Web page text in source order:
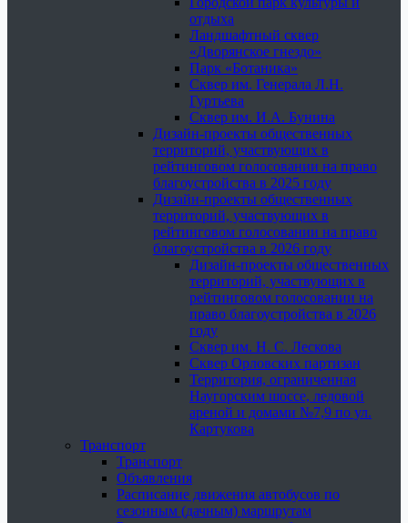
отдыха
Ландшафтный сквер
«Дворянское гнездо»
Парк «Ботаника»
Сквер им. Генерала Л.Н.
Гуртьева
Сквер им. И.А. Бунина
Дизайн-проекты общественных
территорий, участвующих в
рейтинговом голосовании на право
благоустройства в 2025 году
Дизайн-проекты общественных
территорий, участвующих в
рейтинговом голосовании на право
благоустройства в 2026 году
Дизайн-проекты общественных
территорий, участвующих в
рейтинговом голосовании на
право благоустройства в 2026
году
Сквер им. Н. С. Лескова
Сквер Орловских партизан
Территория, ограниченная
Наугорским шоссе, ледовой
ареной и домами №7,9 по ул.
Картукова
Транспорт
Транспорт
Объявления
Расписание движения автобусов по
сезонным (дачным) маршрутам